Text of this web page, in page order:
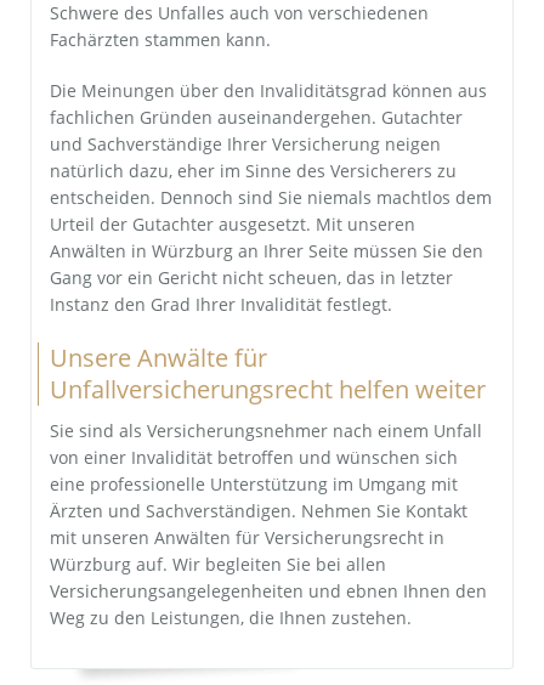
Schwere des Unfalles auch von verschiedenen
Fachärzten stammen kann.
Die Meinungen über den Invaliditätsgrad können aus
fachlichen Gründen auseinandergehen. Gutachter
und Sachverständige Ihrer Versicherung neigen
natürlich dazu, eher im Sinne des Versicherers zu
entscheiden. Dennoch sind Sie niemals machtlos dem
Urteil der Gutachter ausgesetzt. Mit unseren
Anwälten in Würzburg an Ihrer Seite müssen Sie den
Gang vor ein Gericht nicht scheuen, das in letzter
Instanz den Grad Ihrer Invalidität festlegt.
Unsere Anwälte für
Unfallversicherungsrecht helfen weiter
Sie sind als Versicherungsnehmer nach einem Unfall
von einer Invalidität betroffen und wünschen sich
eine professionelle Unterstützung im Umgang mit
Ärzten und Sachverständigen. Nehmen Sie Kontakt
mit unseren Anwälten für Versicherungsrecht in
Würzburg auf. Wir begleiten Sie bei allen
Versicherungsangelegenheiten und ebnen Ihnen den
Weg zu den Leistungen, die Ihnen zustehen.